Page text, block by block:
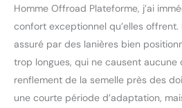
longue
ECCO
une
un
Homme Offroad Plateforme, j’ai
confort exceptionnel qu’elles
assuré par des lanières bien
trop longues, qui ne causent aucune
renflement de la semelle près des
une courte période d’adaptation,